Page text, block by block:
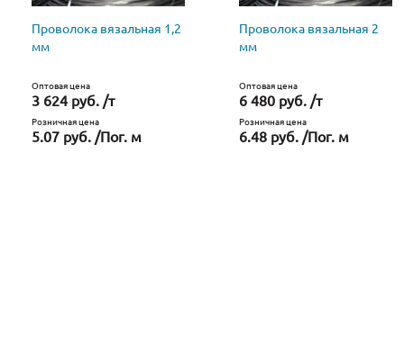
Проволока вязальная 1,2
мм
Оптовая цена
3 624 руб. /т
Розничная цена
5.07 руб. /Пог. м
Проволока вязальная 2
мм
Оптовая цена
6 480 руб. /т
Розничная цена
6.48 руб. /Пог. м